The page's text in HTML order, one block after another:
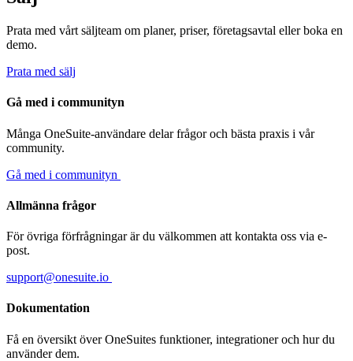
Prata med vårt säljteam om planer, priser, företagsavtal eller boka en
demo.
Prata med sälj
Gå med i communityn
Många OneSuite-användare delar frågor och bästa praxis i vår
community.
Gå med i communityn
Allmänna frågor
För övriga förfrågningar är du välkommen att kontakta oss via e-
post.
support@onesuite.io
Dokumentation
Få en översikt över OneSuites funktioner, integrationer och hur du
använder dem.